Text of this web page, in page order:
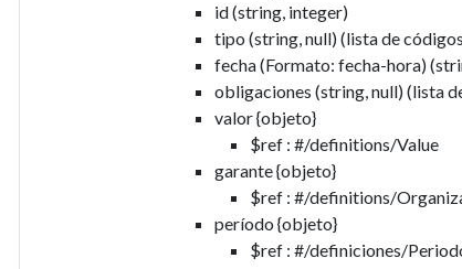
id (string, integer)
tipo (string, null) (lista de
fecha (Formato: fecha-hora)
obligaciones (string, null) (lista
valor {objeto}
$ref : #/definitions/Value
garante {objeto}
$ref : #/definitions/
período {objeto}
$ref : #/definiciones/